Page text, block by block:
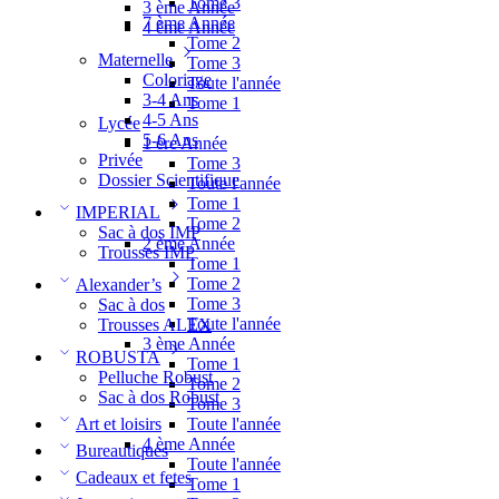
3 ème Année
4 ème Année
Maternelle
Coloriage
3-4 Ans
4-5 Ans
5-6 Ans
Privée
Dossier Scientifique
IMPERIAL
Sac à dos IMP
Trousses IMP
Alexander’s
Sac à dos
Trousses ALEX
ROBUSTA
Pelluche Robust
Sac à dos Robust
Art et loisirs
Bureautiques
Cadeaux et fetes
7 ème Année
Tome 2
Tome 3
Toute l'année
Tome 1
Lycée
1 ère Année
Tome 3
Toute l'année
Tome 1
Tome 2
2 ème Année
Tome 1
Tome 2
Tome 3
Toute l'année
3 ème Année
Tome 1
Tome 2
Tome 3
Toute l'année
4 ème Année
Toute l'année
Tome 1